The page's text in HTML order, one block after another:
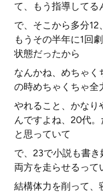
て、もう指導してる
で、そこから多分12
もうその半年に1回
状態だったから
なんかね、めちゃく
の時めちゃくちゃ全
やれること、かなり
んですよね、20代
と思っていて
で、23で小説も書
両方を走らせるって
結構体力を削って、